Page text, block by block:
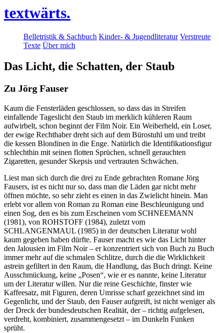
textwärts.
Belletristik & Sachbuch Kinder- & Jugendliteratur Verstreute
Texte Über mich
Das Licht, die Schatten, der Staub
Zu Jörg Fauser
Kaum die Fensterläden geschlossen, so dass das in Streifen
einfallende Tageslicht den Staub im merklich kühleren Raum
aufwirbelt, schon beginnt der Film Noir. Ein Weiberheld, ein Loser,
der ewige Rechthaber dreht sich auf dem Bürostuhl um und treibt
die kessen Blondinen in die Enge. Natürlich die Identifikationsfigur
schlechthin mit seinen flotten Sprüchen, schnell gerauchten
Zigaretten, gesunder Skepsis und vertrauten Schwächen.
Liest man sich durch die drei zu Ende gebrachten Romane Jörg
Fausers, ist es nicht nur so, dass man die Läden gar nicht mehr
öffnen möchte, so sehr zieht es einen in das Zwielicht hinein. Man
erlebt vor allem von Roman zu Roman eine Beschleunigung und
einen Sog, den es bis zum Erscheinen vom SCHNEEMANN
(1981), von ROHSTOFF (1984), zuletzt vom
SCHLANGENMAUL (1985) in der deutschen Literatur wohl
kaum gegeben haben dürfte. Fauser macht es wie das Licht hinter
den Jalousien im Film Noir – er konzentriert sich von Buch zu Buch
immer mehr auf die schmalen Schlitze, durch die die Wirklichkeit
astrein gefiltert in den Raum, die Handlung, das Buch dringt. Keine
Ausschmückung, keine „Posen“, wie er es nannte, keine Literatur
um der Literatur willen. Nur die reine Geschichte, finster wie
Kaffeesatz, mit Figuren, deren Umrisse scharf gezeichnet sind im
Gegenlicht, und der Staub, den Fauser aufgreift, ist nicht weniger als
der Dreck der bundesdeutschen Realität, der – richtig aufgelesen,
verdreht, kombiniert, zusammengesetzt – im Dunkeln Funken
sprüht.